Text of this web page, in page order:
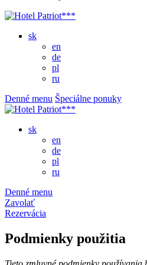
sk
en
de
pl
ru
Denné menu Špeciálne ponuky
sk
en
de
pl
ru
Denné menu
Zavolať
Rezervácia
Podmienky použitia